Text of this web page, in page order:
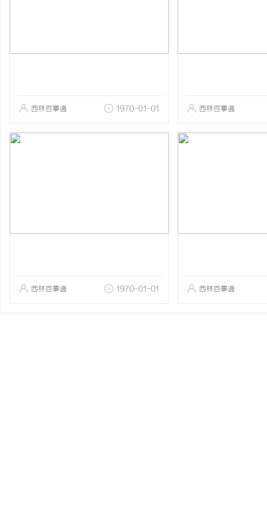
西林百事通 1970-01-01 西林百事通
西林百事通 1970-01-01 西林百事通